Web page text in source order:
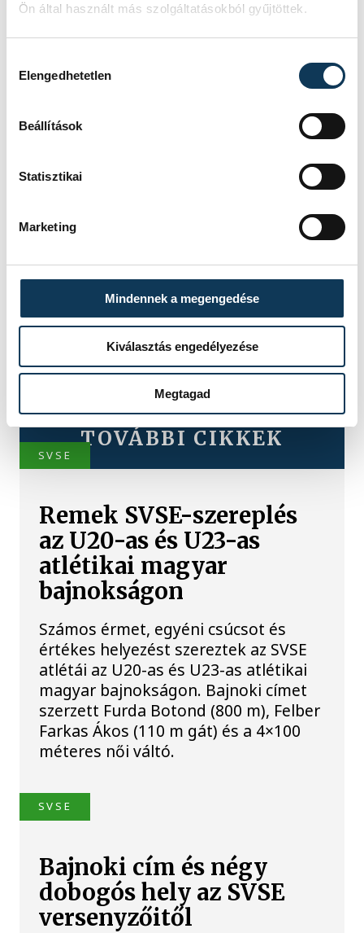
Ön által használt más szolgáltatásokból gyűjtöttek.
Elengedhetetlen
Beállítások
Statisztikai
Marketing
Mindennek a megengedése
Kiválasztás engedélyezése
Megtagad
TOVÁBBI CIKKEK
SVSE
Remek SVSE-szereplés
az U20-as és U23-as
atlétikai magyar
bajnokságon
Számos érmet, egyéni csúcsot és
értékes helyezést szereztek az SVSE
atlétái az U20-as és U23-as atlétikai
magyar bajnokságon. Bajnoki címet
szerzett Furda Botond (800 m), Felber
Farkas Ákos (110 m gát) és a 4×100
méteres női váltó.
SVSE
Bajnoki cím és négy
dobogós hely az SVSE
versenyzőitől